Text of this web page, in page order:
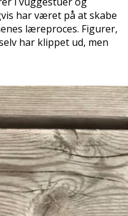
har været på at skabe
læreproces. Figurer,
har klippet ud, men